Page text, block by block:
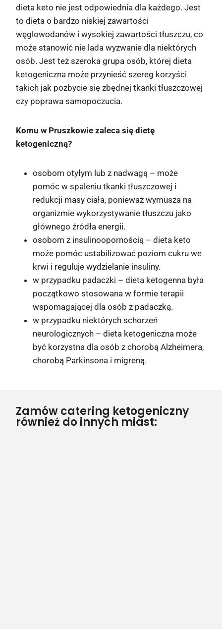
dieta keto nie jest odpowiednia dla każdego. Jest
to dieta o bardzo niskiej zawartości
węglowodanów i wysokiej zawartości tłuszczu, co
może stanowić nie lada wyzwanie dla niektórych
osób. Jest też szeroka grupa osób, której dieta
ketogeniczna może przynieść szereg korzyści
takich jak pozbycie się zbędnej tkanki tłuszczowej
czy poprawa samopoczucia.
Komu w Pruszkowie zaleca się dietę
ketogeniczną?
osobom otyłym lub z nadwagą – może
pomóc w spaleniu tkanki tłuszczowej i
redukcji masy ciała, ponieważ wymusza na
organizmie wykorzystywanie tłuszczu jako
głównego źródła energii.
osobom z insulinoopornością – dieta keto
może pomóc ustabilizować poziom cukru we
krwi i reguluje wydzielanie insuliny.
w przypadku padaczki – dieta ketogenna była
początkowo stosowana w formie terapii
wspomagającej dla osób z padaczką.
w przypadku niektórych schorzeń
neurologicznych – dieta ketogeniczna może
być korzystna dla osób z chorobą Alzheimera,
chorobą Parkinsona i migreną.
Zamów catering ketogeniczny
również do innych miast: